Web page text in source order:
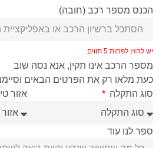
הכנס מספר רכב (חובה)
יש להזין לפחות 5 תווים.
מספר הרכב אינו תקין, אנא נסה שוב
כעת מלאו רק את הפרטים הבאים וסיימנו
סוג התקלה
אזור
ספר לנו עוד